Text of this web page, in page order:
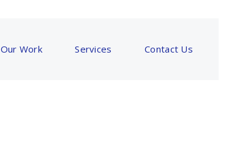
Our Work Services Contact Us